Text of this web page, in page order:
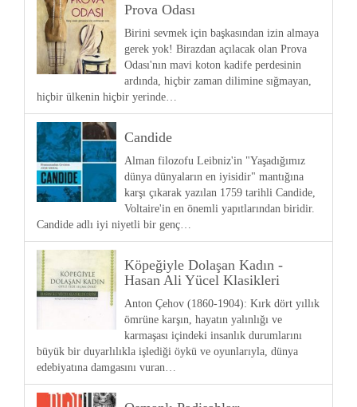
Prova Odası
Birini sevmek için başkasından izin almaya
gerek yok! Birazdan açılacak olan Prova
Odası'nın mavi koton kadife perdesinin
ardında, hiçbir zaman dilimine sığmayan,
hiçbir ülkenin hiçbir yerinde…
Candide
Alman filozofu Leibniz'in "Yaşadığımız
dünya dünyaların en iyisidir" mantığına
karşı çıkarak yazılan 1759 tarihli Candide,
Voltaire'in en önemli yapıtlarından biridir.
Candide adlı iyi niyetli bir genç…
Köpeğiyle Dolaşan Kadın -
Hasan Ali Yücel Klasikleri
Anton Çehov (1860-1904): Kırk dört yıllık
ömrüne karşın, hayatın yalınlığı ve
karmaşası içindeki insanlık durumlarını
büyük bir duyarlılıkla işlediği öykü ve oyunlarıyla, dünya
edebiyatına damgasını vuran…